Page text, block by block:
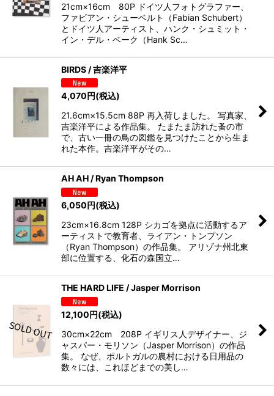
21cm×16cm 80P ドイツ人フォトグラファー、
ファビアン・シューベルト（Fabian Schubert）
とドイツ人アーティスト、ハンク・シュミット・
イン・デル・ベーク（Hank Sc…
BIRDS / 吉楽洋平
4,070円(税込)
21.6cm×15.5cm 88P 再入荷しました。 写真家、
吉楽洋平による作品集。 たまたま訪れた蚤の市
で、古い一冊の鳥の図鑑を見つけたことから生ま
れた本作。吉楽洋平がその…
AH AH / Ryan Thompson
6,050円(税込)
23cm×16.8cm 128P シカゴを拠点に活動するア
ーティストで教育者、ライアン・トンプソン
（Ryan Thompson）の作品集。 アリゾナ州北東
部に位置する、化石の森国立…
THE HARD LIFE / Jasper Morrison
12,100円(税込)
30cm×22cm 208P イギリス人デザイナー、ジ
ャスパー・モリソン（Jasper Morrison）の作品
集。 なぜ、ポルトガルの農村における日用品の
数々には、これほどまでの美し…